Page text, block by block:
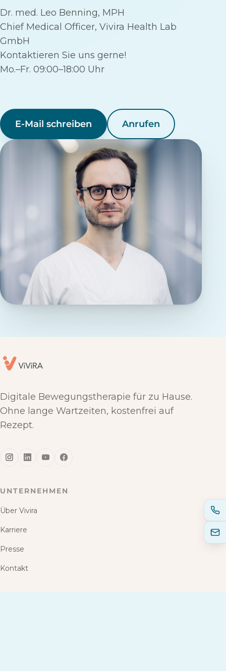
Dr. med. Leo Benning, MPH
Chief Medical Officer, Vivira Health Lab
GmbH
Kontaktieren Sie uns gerne!
Mo.–Fr. 09:00–18:00 Uhr
E-Mail schreiben Anrufen
Digitale Bewegungstherapie für zu Hause.
Ohne lange Wartzeiten, kostenfrei auf
Rezept.
UNTERNEHMEN
Über Vivira
Karriere
Presse
Kontakt